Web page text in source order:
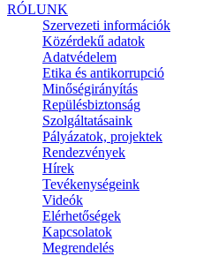
RÓLUNK
Szervezeti információk
Közérdekű adatok
Adatvédelem
Etika és antikorrupció
Minőségirányítás
Repülésbiztonság
Szolgáltatásaink
Pályázatok, projektek
Rendezvények
Hírek
Tevékenységeink
Videók
Elérhetőségek
Kapcsolatok
Megrendelés